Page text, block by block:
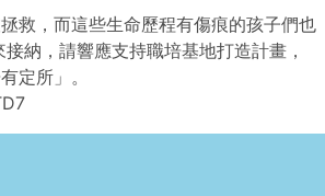
救，而這些生命歷程有傷痕的孩子們也
納，請響應支持職培基地打造計畫，
定所」。